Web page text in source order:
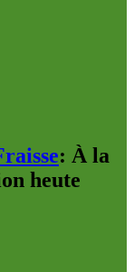
: À la
heute